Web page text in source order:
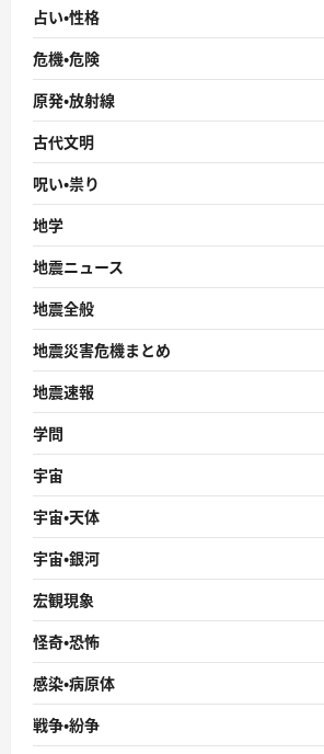
占い・性格
危機・危険
原発・放射線
古代文明
呪い・祟り
地学
地震ニュース
地震全般
地震災害危機まとめ
地震速報
学問
宇宙
宇宙・天体
宇宙・銀河
宏観現象
怪奇・恐怖
感染・病原体
戦争・紛争